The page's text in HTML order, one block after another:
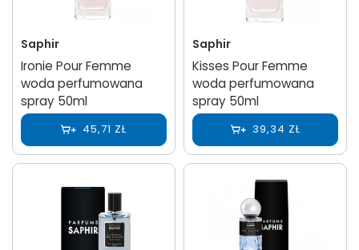
Saphir
Ironie Pour Femme
woda perfumowana
spray 50ml
45,71 ZŁ
Saphir
Kisses Pour Femme
woda perfumowana
spray 50ml
39,34 ZŁ